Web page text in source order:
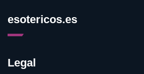
esotericos.es
Legal